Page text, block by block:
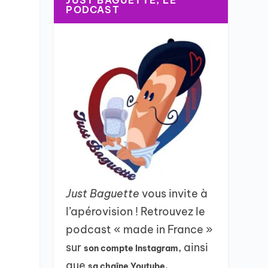
PODCAST
Just Baguettevous invite à
l’apérovision ! Retrouvez le
podcast « made in France »
surson compte Instagram, ainsi